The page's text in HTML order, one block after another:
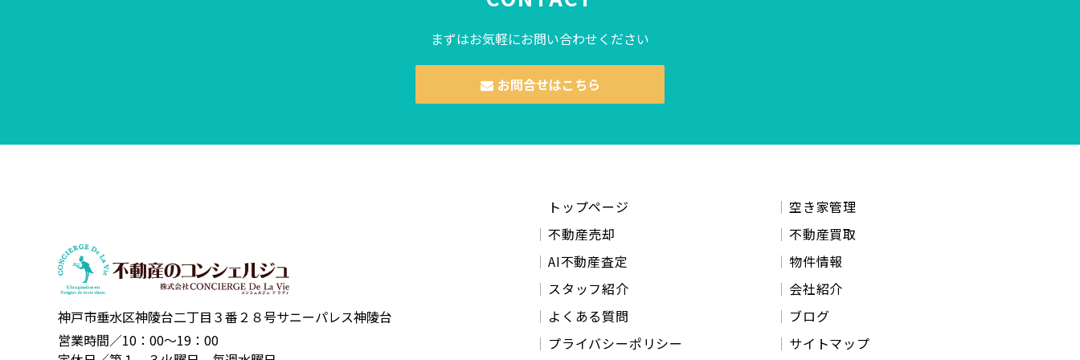
まずはお気軽にお問い合わせください
お問合せはこちら
神戸市垂水区神陵台二丁目３番２８号サニーパレス神陵台
営業時間／10：00～19：00
トップページ
空き家管理
不動産売却
不動産買取
AI不動産査定
物件情報
スタッフ紹介
会社紹介
よくある質問
ブログ
プライバシーポリシー
サイトマップ